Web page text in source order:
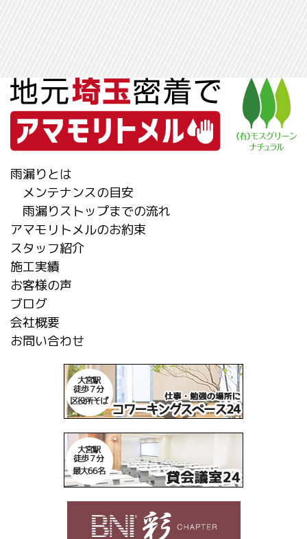
雨漏りとは
メンテナンスの目安
雨漏りストップまでの流れ
アマモリトメルのお約束
スタッフ紹介
施工実績
お客様の声
ブログ
会社概要
お問い合わせ